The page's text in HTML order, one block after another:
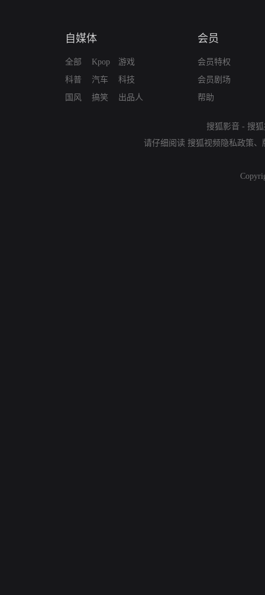
自媒体
全部
科普
国风
Kpop
汽车
搞笑
游戏
科技
出品人
会员
会员特权
会员剧场
帮助
搜狐影音 - 搜
请仔细阅读 搜狐视频隐私政策、